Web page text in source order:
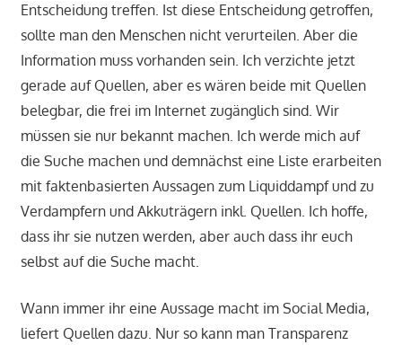
Entscheidung treffen. Ist diese Entscheidung getroffen,
sollte man den Menschen nicht verurteilen. Aber die
Information muss vorhanden sein. Ich verzichte jetzt
gerade auf Quellen, aber es wären beide mit Quellen
belegbar, die frei im Internet zugänglich sind. Wir
müssen sie nur bekannt machen. Ich werde mich auf
die Suche machen und demnächst eine Liste erarbeiten
mit faktenbasierten Aussagen zum Liquiddampf und zu
Verdampfern und Akkuträgern inkl. Quellen. Ich hoffe,
dass ihr sie nutzen werden, aber auch dass ihr euch
selbst auf die Suche macht.
Wann immer ihr eine Aussage macht im Social Media,
liefert Quellen dazu. Nur so kann man Transparenz